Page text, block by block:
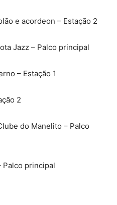
e acordeon – Estação 2
Jazz – Palco principal
– Estação 1
2
do Manelito – Palco
Palco principal